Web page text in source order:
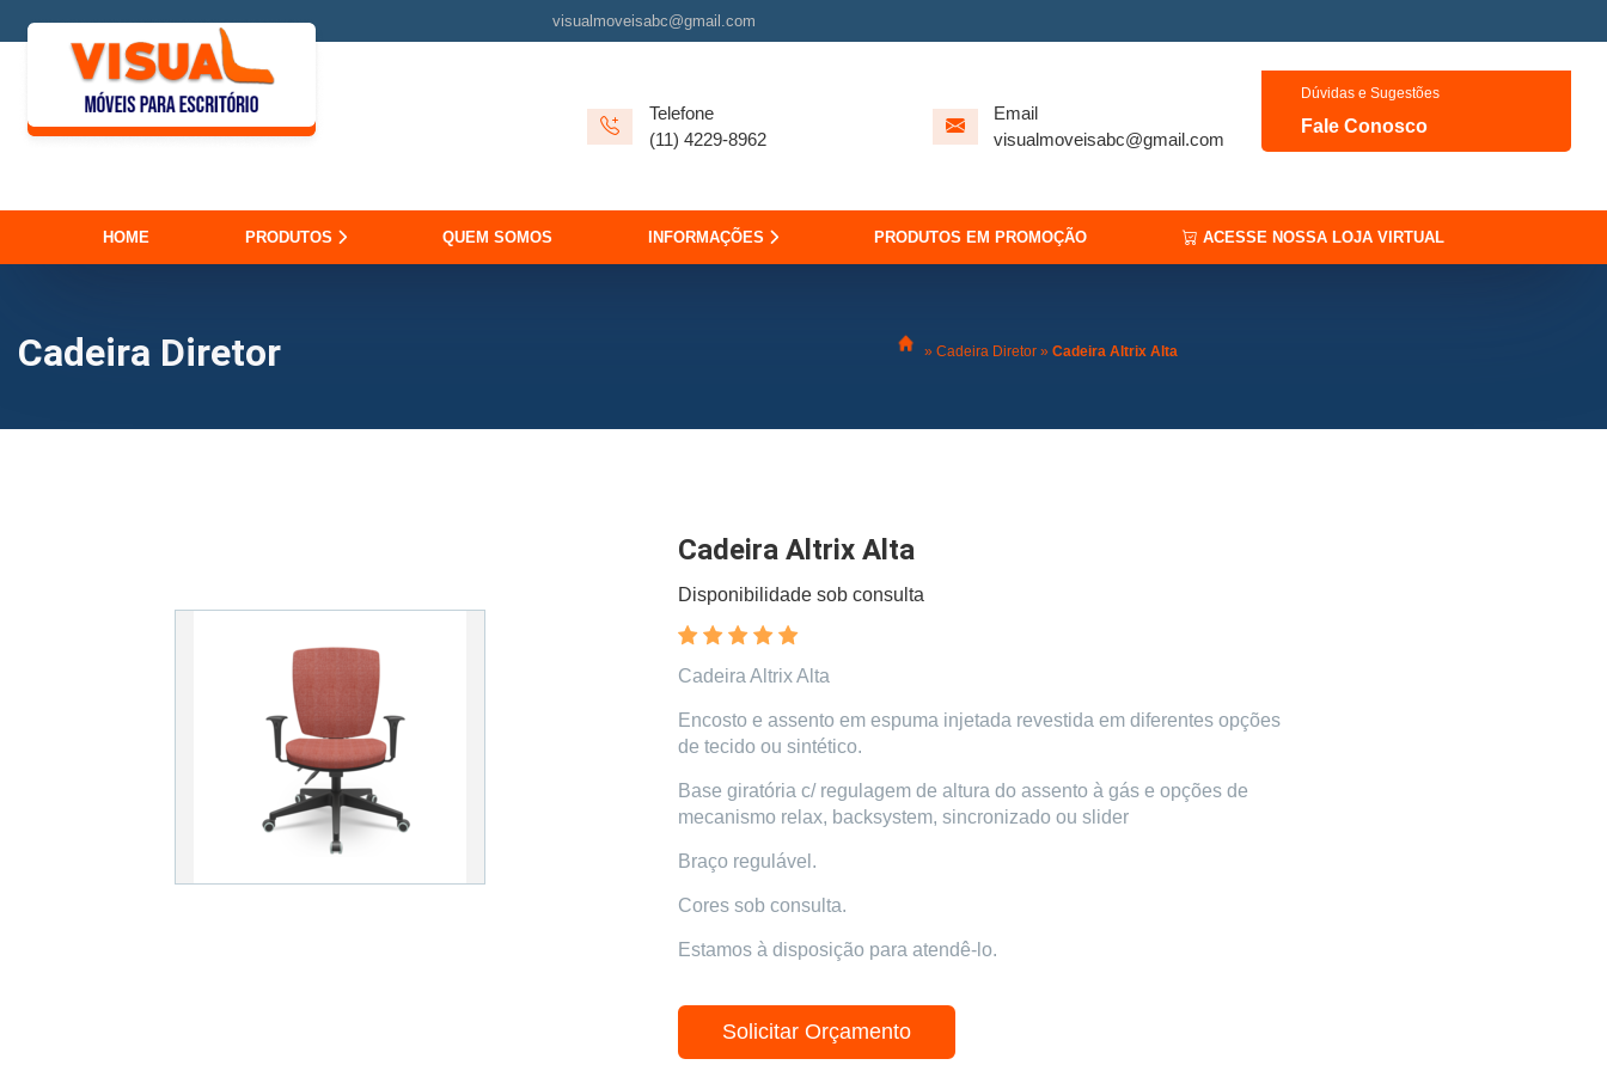
visualmoveisabc@gmail.com
Telefone
(11) 4229-8962
Email
visualmoveisabc@gmail.com
Dúvidas e Sugestões
Fale Conosco
HOME PRODUTOS QUEM SOMOS INFORMAÇÕES PRODUTOS EM PROMOÇÃO ACESSE NOSSA LOJA VIRTUAL
Cadeira Diretor » Cadeira Diretor » Cadeira Altrix Alta
Cadeira Altrix Alta
Disponibilidade sob consulta
Cadeira Altrix Alta
Encosto e assento em espuma injetada revestida em diferentes opções
de tecido ou sintético.
Base giratória c/ regulagem de altura do assento à gás e opções de
mecanismo relax, backsystem, sincronizado ou slider
Braço regulável.
Cores sob consulta.
Estamos à disposição para atendê-lo.
Solicitar Orçamento